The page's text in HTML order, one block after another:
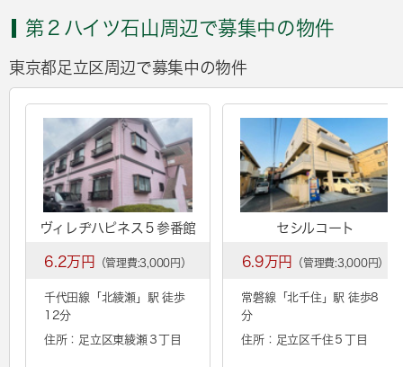
第２ハイツ石山周辺で募集中の物件
東京都足立区周辺で募集中の物件
ヴィレヂハピネス５参番館
6.2万円 （管理費:3,000円）
千代田線「 北綾瀬」駅 徒歩
12分
住所：足立区東綾瀬３丁目
セシルコート
6.9万円 （管理費:3,000円）
常磐線「 北千住 」駅 徒歩8
分
住所：足立区千住５丁目